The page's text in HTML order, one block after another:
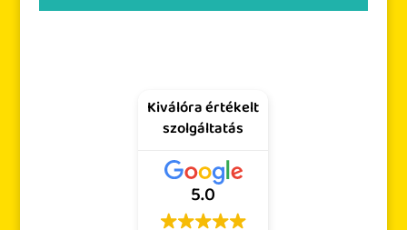
Kiválóra értékelt
szolgáltatás
5.0